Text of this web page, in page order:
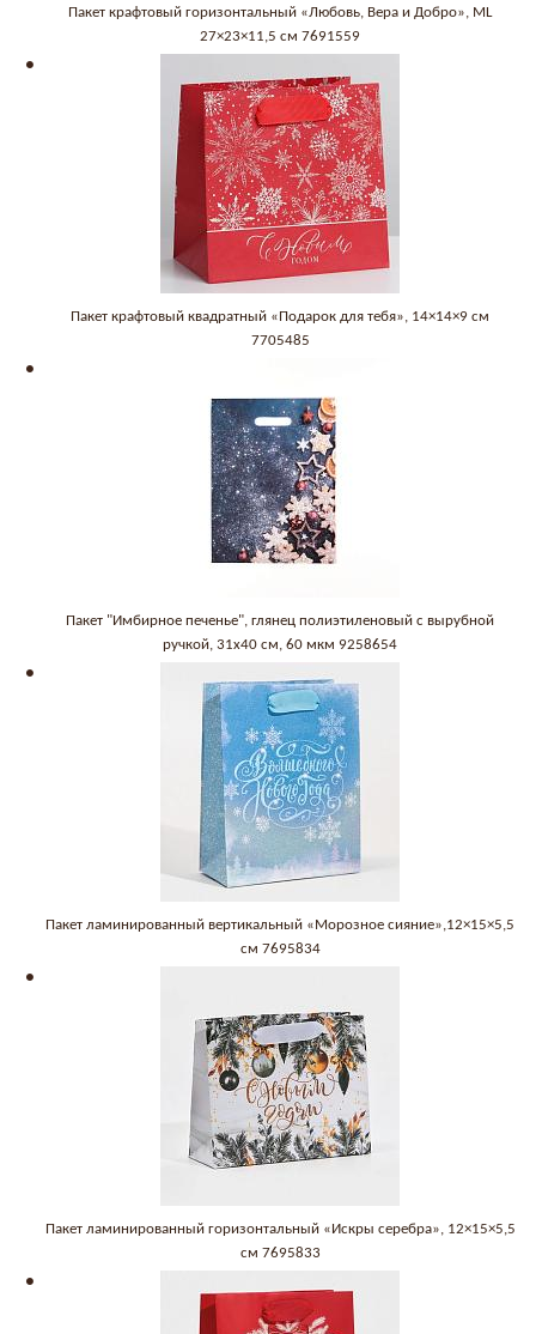
Пакет крафтовый горизонтальный «Любовь, Вера и Добро», ML
27×23×11,5 см 7691559
Пакет крафтовый квадратный «Подарок для тебя», 14×14×9 см
7705485
Пакет "Имбирное печенье", глянец полиэтиленовый с вырубной
ручкой, 31х40 см, 60 мкм 9258654
Пакет ламинированный вертикальный «Морозное сияние»,12×15×5,5
см 7695834
Пакет ламинированный горизонтальный «Искры серебра», 12×15×5,5
см 7695833